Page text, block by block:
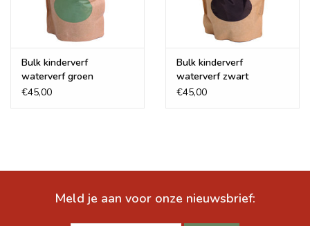
Bulk kinderverf
waterverf groen
€45,00
Bulk kinderverf
waterverf zwart
€45,00
Meld je aan voor onze nieuwsbrief: